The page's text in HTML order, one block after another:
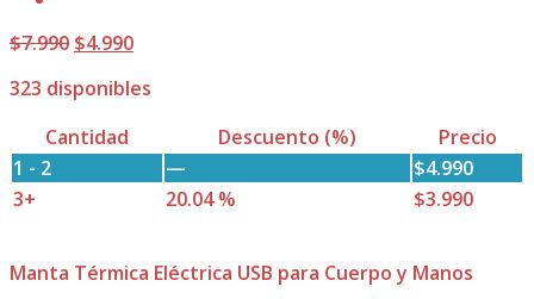
$7.990 El
original
$7.990.
$4.990El
actual
323 disponibles
Cantidad
Descuento (%)
Precio
1 - 2
— $4.990
3+
20.04 % $3.990
Manta Térmica Eléctrica USB para Cuerpo y Manos